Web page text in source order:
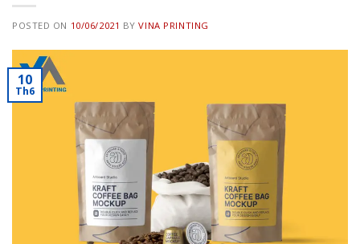
POSTED ON 10/06/2021 BYVINA PRINTING
10
Th6